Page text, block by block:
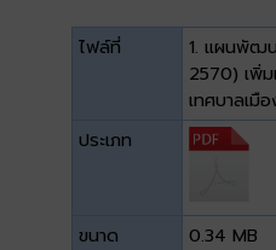
ไฟล์ที่
1. แผนพัฒ
2570) เพิ่
เทศบาลเมื
ประเภท
ขนาด
0.34 MB